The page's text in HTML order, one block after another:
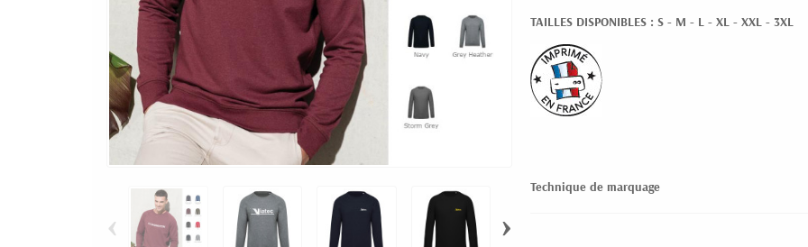
‹ ›
TAILLES DISPONIBLES : S - M - L - XL - XXL - 3XL
Technique de marquage